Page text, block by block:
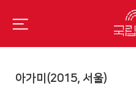
아가미(2015, 서울)